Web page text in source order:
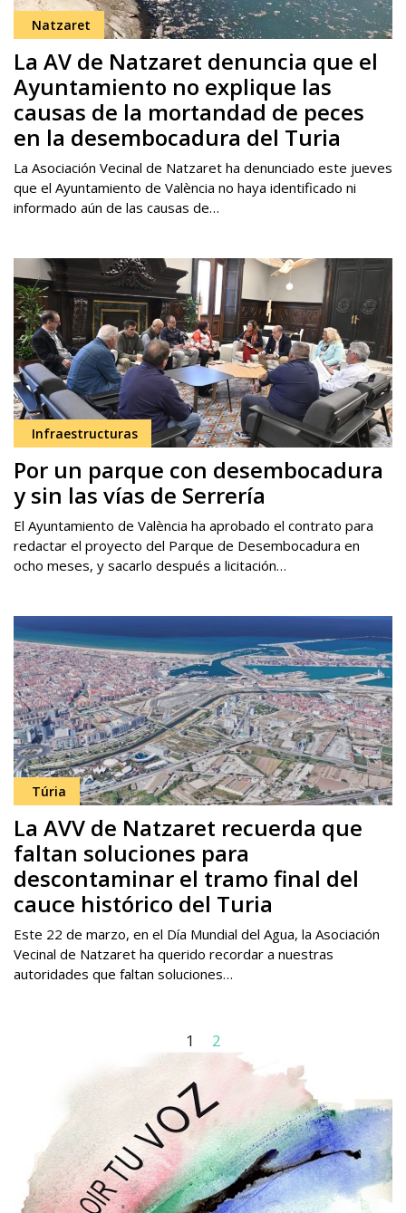
Natzaret
La AV de Natzaret denuncia que el
Ayuntamiento no explique las
causas de la mortandad de peces
en la desembocadura del Turia
La Asociación Vecinal de Natzaret ha denunciado este jueves
que el Ayuntamiento de València no haya identificado ni
informado aún de las causas de…
Infraestructuras
Por un parque con desembocadura
y sin las vías de Serrería
El Ayuntamiento de València ha aprobado el contrato para
redactar el proyecto del Parque de Desembocadura en
ocho meses, y sacarlo después a licitación…
Túria
La AVV de Natzaret recuerda que
faltan soluciones para
descontaminar el tramo final del
cauce histórico del Turia
Este 22 de marzo, en el Día Mundial del Agua, la Asociación
Vecinal de Natzaret ha querido recordar a nuestras
autoridades que faltan soluciones…
1 2